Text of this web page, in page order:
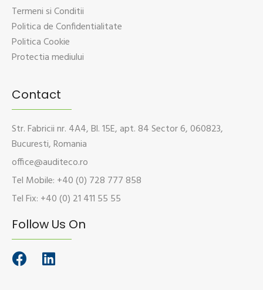
Termeni si Conditii
Politica de Confidentialitate
Politica Cookie
Protectia mediului
Contact
Str. Fabricii nr. 4A4, Bl. 15E, apt. 84 Sector 6, 060823,
Bucuresti, Romania
office@auditeco.ro
Tel Mobile: +40 (0) 728 777 858
Tel Fix: +40 (0) 21 411 55 55
Follow Us On